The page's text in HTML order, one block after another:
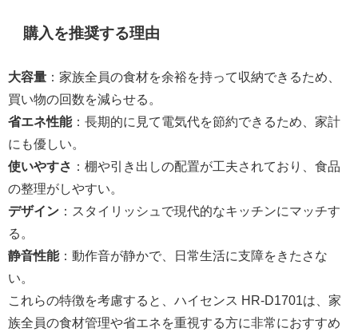
購入を推奨する理由
大容量 ：家族全員の食材を余裕を持って収納できるため、
買い物の回数を減らせる。
省エネ性能：長期的に見て電気代を節約できるため、家計
にも優しい。
使いやすさ ：棚や引き出しの配置が工夫されており、食品
の整理がしやすい。
デザイン ：スタイリッシュで現代的なキッチンにマッチす
る。
静音性能：動作音が静かで、日常生活に支障をきたさな
い。
これらの特徴を考慮すると、ハイセンス HR-D1701は、家
族全員の食材管理や省エネを重視する方に非常におすすめ